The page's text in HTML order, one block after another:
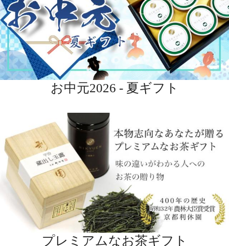
プレミアムなお茶ギフト
４段階の宇治抹茶アイス